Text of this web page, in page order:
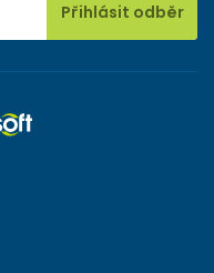
Přihlásit odběr